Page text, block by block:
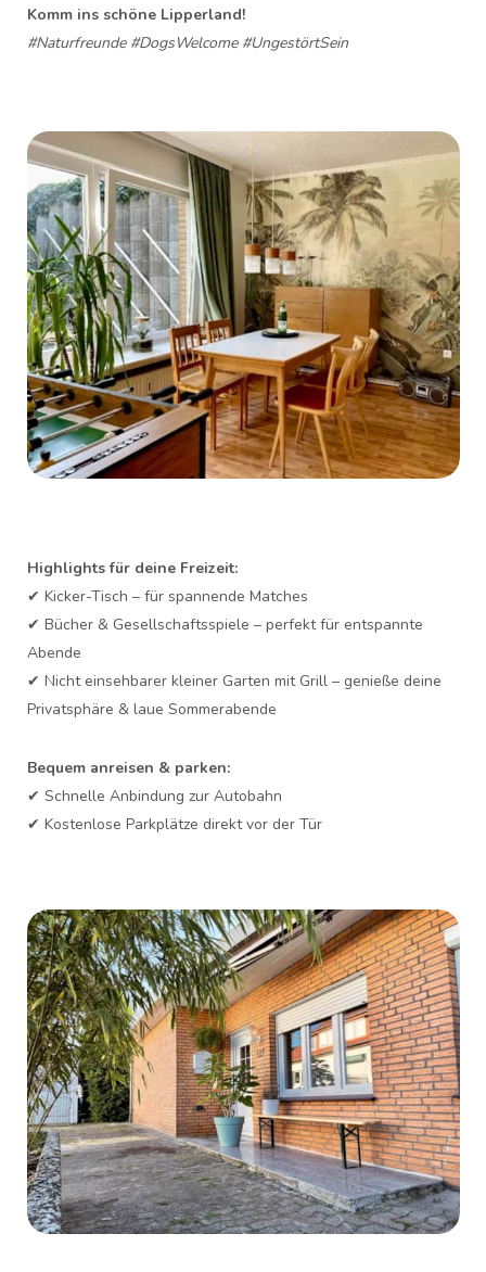
Komm ins schöne Lipperland!
#Naturfreunde #DogsWelcome #UngestörtSein
Highlights für deine Freizeit:
✔ Kicker-Tisch – für spannende Matches
✔ Bücher & Gesellschaftsspiele – perfekt für entspannte
Abende
✔ Nicht einsehbarer kleiner Garten mit Grill – genieße deine
Privatsphäre & laue Sommerabende
Bequem anreisen & parken:
✔ Schnelle Anbindung zur Autobahn
✔ Kostenlose Parkplätze direkt vor der Tür